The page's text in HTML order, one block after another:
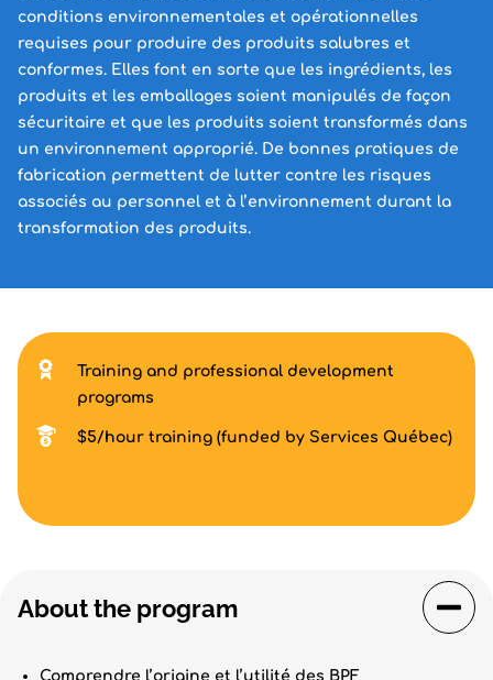
conditions environnementales et opérationnelles
requises pour produire des produits salubres et
conformes. Elles font en sorte que les ingrédients, les
produits et les emballages soient manipulés de façon
sécuritaire et que les produits soient transformés dans
un environnement approprié. De bonnes pratiques de
fabrication permettent de lutter contre les risques
associés au personnel et à l’environnement durant la
transformation des produits.
About the program
Comprendre l’origine et l’utilité des BPF
Training and professional development
programs
$5/hour training (funded by Services Québec)